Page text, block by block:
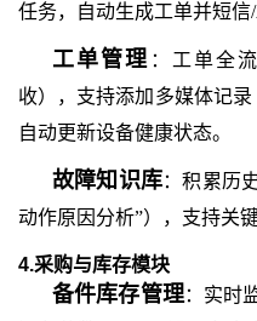
任务，自动生成工单并短信/
工单管理 ：工单全
收），支持添加多媒体记
自动更新设备健康状态。
故障知识库：积累历
动作原因分析”），支持关
4.采购与库存模块
备件库存管理：实时